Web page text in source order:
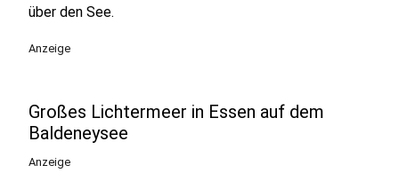
über den See.
Anzeige
Großes Lichtermeer in Essen auf dem
Baldeneysee
Anzeige